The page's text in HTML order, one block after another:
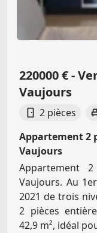
220000 € -
Vaujours
2 pièces
Appartement 2
Vaujours
Appartement
Vaujours. Au
2021 de trois
2 pièces
42,9 m², idéal